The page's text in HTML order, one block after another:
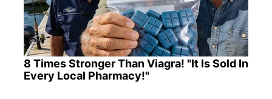
8 Times Stronger Than Viagra! "It Is Sold In
Every Local Pharmacy!"